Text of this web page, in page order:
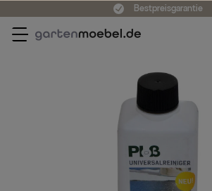
Bestpreisgarantie